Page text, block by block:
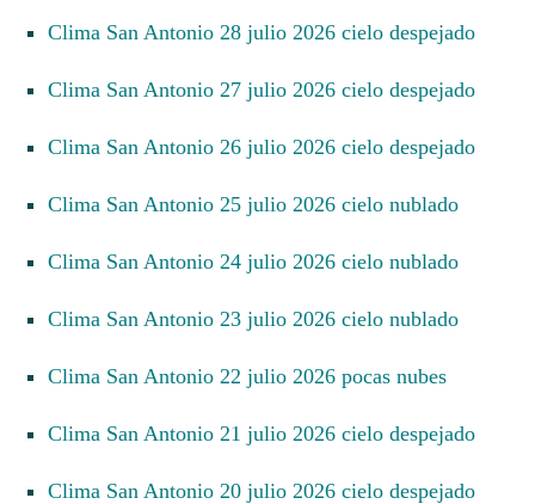
Clima San Antonio 28 julio 2026 cielo despejado
Clima San Antonio 27 julio 2026 cielo despejado
Clima San Antonio 26 julio 2026 cielo despejado
Clima San Antonio 25 julio 2026 cielo nublado
Clima San Antonio 24 julio 2026 cielo nublado
Clima San Antonio 23 julio 2026 cielo nublado
Clima San Antonio 22 julio 2026 pocas nubes
Clima San Antonio 21 julio 2026 cielo despejado
Clima San Antonio 20 julio 2026 cielo despejado